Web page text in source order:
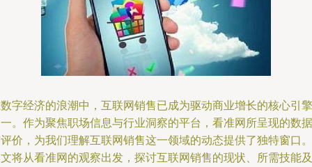
字经济的浪潮中，互联网销售已成为驱动商业增长的核心引擎
。作为聚焦职场信息与行业洞察的平台，看准网所呈现的数据
价，为我们理解互联网销售这一领域的动态提供了独特窗口。
将从看准网的观察出发，探讨互联网销售的现状、所需技能及